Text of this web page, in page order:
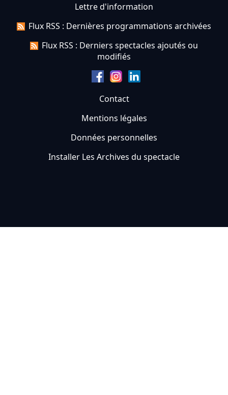
Lettre d'information
Flux RSS : Dernières programmations archivées
Flux RSS : Derniers spectacles ajoutés ou
modifiés
Contact
Mentions légales
Données personnelles
Installer Les Archives du spectacle